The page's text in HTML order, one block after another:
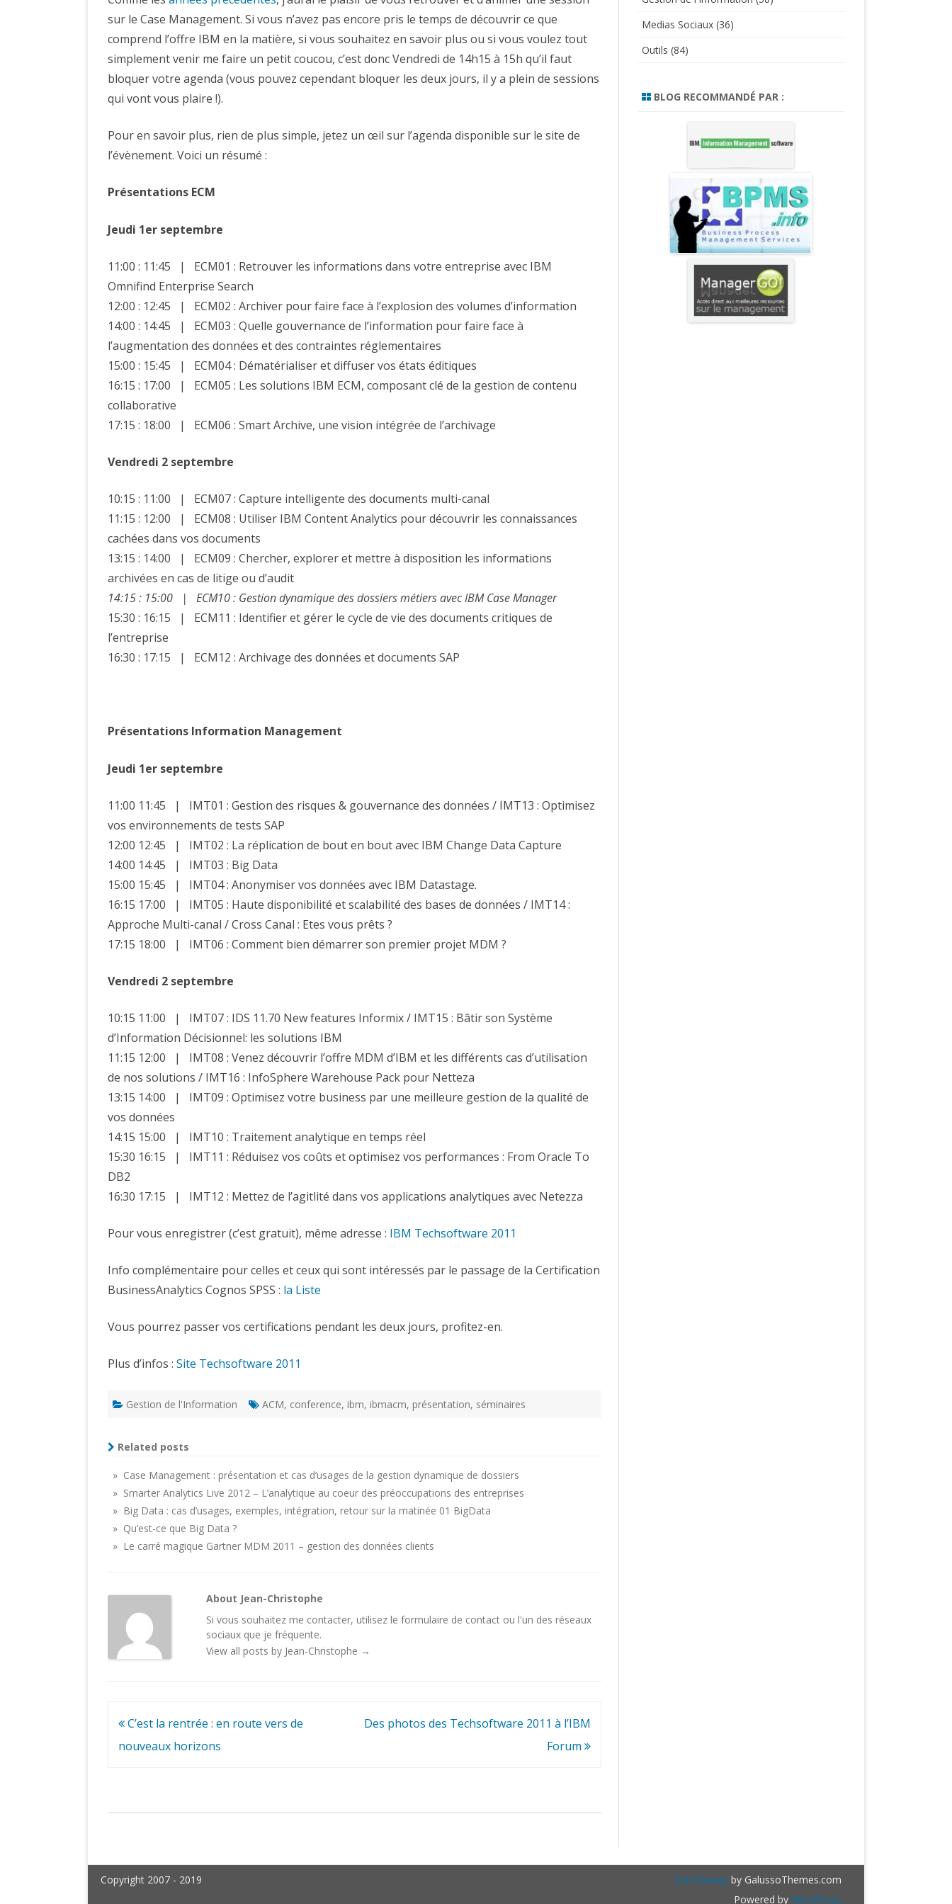
sur le Case Management. Si vous n’avez pas encore pris le temps de découvrir ce que
comprend l’offre IBM en la matière, si vous souhaitez en savoir plus ou si vous voulez tout
simplement venir me faire un petit coucou, c’est donc Vendredi de 14h15 à 15h qu’il faut
bloquer votre agenda (vous pouvez cependant bloquer les deux jours, il y a plein de sessions
qui vont vous plaire !).
Pour en savoir plus, rien de plus simple, jetez un œil sur l’agenda disponible sur le site de
l’évènement. Voici un résumé :
Présentations ECM
Jeudi 1er septembre
11:00 : 11:45 | ECM01 : Retrouver les informations dans votre entreprise avec IBM
Omnifind Enterprise Search
12:00 : 12:45 | ECM02 : Archiver pour faire face à l’explosion des volumes d’information
14:00 : 14:45 | ECM03 : Quelle gouvernance de l’information pour faire face à
l’augmentation des données et des contraintes réglementaires
15:00 : 15:45 | ECM04 : Dématérialiser et diffuser vos états éditiques
16:15 : 17:00 | ECM05 : Les solutions IBM ECM, composant clé de la gestion de contenu
collaborative
17:15 : 18:00 | ECM06 : Smart Archive, une vision intégrée de l’archivage
Vendredi 2 septembre
10:15 : 11:00 | ECM07 : Capture intelligente des documents multi-canal
11:15 : 12:00 | ECM08 : Utiliser IBM Content Analytics pour découvrir les connaissances
cachées dans vos documents
13:15 : 14:00 | ECM09 : Chercher, explorer et mettre à disposition les informations
archivées en cas de litige ou d’audit
14:15 : 15:00 | ECM10 : Gestion dynamique des dossiers métiers avec IBM Case Manager
15:30 : 16:15 | ECM11 : Identifier et gérer le cycle de vie des documents critiques de
l’entreprise
16:30 : 17:15 | ECM12 : Archivage des données et documents SAP
Présentations Information Management
Jeudi 1er septembre
11:00 11:45 | IMT01 : Gestion des risques & gouvernance des données / IMT13 : Optimisez
vos environnements de tests SAP
12:00 12:45 | IMT02 : La réplication de bout en bout avec IBM Change Data Capture
14:00 14:45 | IMT03 : Big Data
15:00 15:45 | IMT04 : Anonymiser vos données avec IBM Datastage.
16:15 17:00 | IMT05 : Haute disponibilité et scalabilité des bases de données / IMT14 :
Approche Multi-canal / Cross Canal : Etes vous prêts ?
17:15 18:00 | IMT06 : Comment bien démarrer son premier projet MDM ?
Vendredi 2 septembre
10:15 11:00 | IMT07 : IDS 11.70 New features Informix / IMT15 : Bâtir son Système
d’Information Décisionnel: les solutions IBM
11:15 12:00 | IMT08 : Venez découvrir l’offre MDM d’IBM et les différents cas d’utilisation
de nos solutions / IMT16 : InfoSphere Warehouse Pack pour Netteza
13:15 14:00 | IMT09 : Optimisez votre business par une meilleure gestion de la qualité de
vos données
14:15 15:00 | IMT10 : Traitement analytique en temps réel
15:30 16:15 | IMT11 : Réduisez vos coûts et optimisez vos performances : From Oracle To
DB2
16:30 17:15 | IMT12 : Mettez de l’agitlité dans vos applications analytiques avec Netezza
Pour vous enregistrer (c’est gratuit), même adresse : IBM Techsoftware 2011
Info complémentaire pour celles et ceux qui sont intéressés par le passage de la Certification
BusinessAnalytics Cognos SPSS : la Liste
Vous pourrez passer vos certifications pendant les deux jours, profitez-en.
Plus d’infos : Site Techsoftware 2011
Gestion de l'Information ACM, conference, ibm, ibmacm, présentation, séminaires
Related posts
» Case Management : présentation et cas d’usages de la gestion dynamique de dossiers
» Smarter Analytics Live 2012 – L’analytique au coeur des préoccupations des entreprises
» Big Data : cas d’usages, exemples, intégration, retour sur la matinée 01 BigData
» Qu’est-ce que Big Data ?
» Le carré magique Gartner MDM 2011 – gestion des données clients
About Jean-Christophe
Si vous souhaitez me contacter, utilisez leformulaire de contact ou l'un desréseaux
sociaux que je fréquente.
View all posts by Jean-Christophe →
Navigation
de
C’est la rentrée : en route vers de
nouveaux horizons
Des photos des Techsoftware 2011 à l’IBM
Forum
Medias Sociaux(36)
Outils (84)
BLOG RECOMMANDÉ PAR :
Copyright 2007 - 2019 ZeroGravity by GalussoThemes.com
Powered by WordPress